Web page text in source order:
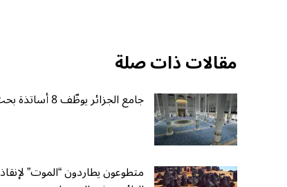
مقالات ذات صلة
جامع الجزائر يوظّف 8 أساتذة بحث
متطوعون يطاردون “الموت” لإنقاذ